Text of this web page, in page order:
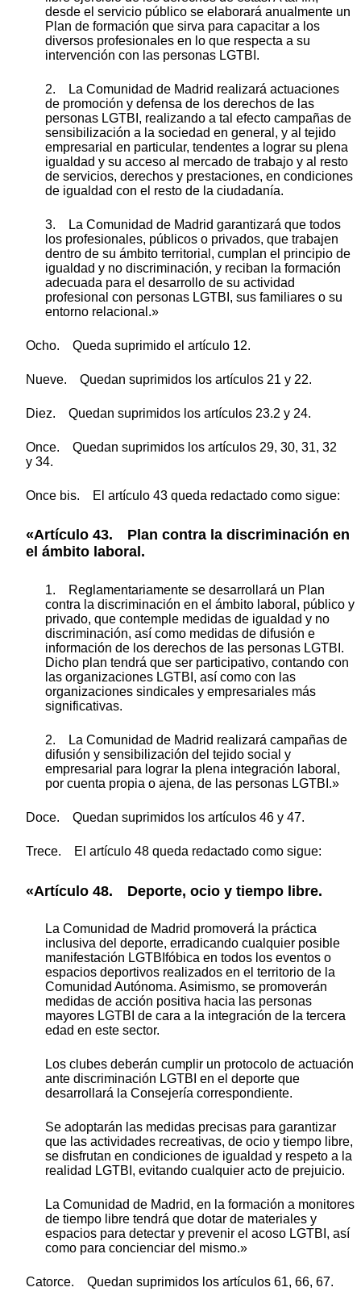
desde el servicio público se elaborará anualmente un
Plan de formación que sirva para capacitar a los
diversos profesionales en lo que respecta a su
intervención con las personas LGTBI.
2. La Comunidad de Madrid realizará actuaciones
de promoción y defensa de los derechos de las
personas LGTBI, realizando a tal efecto campañas de
sensibilización a la sociedad en general, y al tejido
empresarial en particular, tendentes a lograr su plena
igualdad y su acceso al mercado de trabajo y al resto
de servicios, derechos y prestaciones, en condiciones
de igualdad con el resto de la ciudadanía.
3. La Comunidad de Madrid garantizará que todos
los profesionales, públicos o privados, que trabajen
dentro de su ámbito territorial, cumplan el principio de
igualdad y no discriminación, y reciban la formación
adecuada para el desarrollo de su actividad
profesional con personas LGTBI, sus familiares o su
entorno relacional.»
Ocho. Queda suprimido el artículo 12.
Nueve. Quedan suprimidos los artículos 21 y 22.
Diez. Quedan suprimidos los artículos 23.2 y 24.
Once. Quedan suprimidos los artículos 29, 30, 31, 32
y 34.
Once bis. El artículo 43 queda redactado como sigue:
«Artículo 43. Plan contra la discriminación en
el ámbito laboral.
1. Reglamentariamente se desarrollará un Plan
contra la discriminación en el ámbito laboral, público y
privado, que contemple medidas de igualdad y no
discriminación, así como medidas de difusión e
información de los derechos de las personas LGTBI.
Dicho plan tendrá que ser participativo, contando con
las organizaciones LGTBI, así como con las
organizaciones sindicales y empresariales más
significativas.
2. La Comunidad de Madrid realizará campañas de
difusión y sensibilización del tejido social y
empresarial para lograr la plena integración laboral,
por cuenta propia o ajena, de las personas LGTBI.»
Doce. Quedan suprimidos los artículos 46 y 47.
Trece. El artículo 48 queda redactado como sigue:
«Artículo 48. Deporte, ocio y tiempo libre.
La Comunidad de Madrid promoverá la práctica
inclusiva del deporte, erradicando cualquier posible
manifestación LGTBIfóbica en todos los eventos o
espacios deportivos realizados en el territorio de la
Comunidad Autónoma. Asimismo, se promoverán
medidas de acción positiva hacia las personas
mayores LGTBI de cara a la integración de la tercera
edad en este sector.
Los clubes deberán cumplir un protocolo de actuación
ante discriminación LGTBI en el deporte que
desarrollará la Consejería correspondiente.
Se adoptarán las medidas precisas para garantizar
que las actividades recreativas, de ocio y tiempo libre,
se disfrutan en condiciones de igualdad y respeto a la
realidad LGTBI, evitando cualquier acto de prejuicio.
La Comunidad de Madrid, en la formación a monitores
de tiempo libre tendrá que dotar de materiales y
espacios para detectar y prevenir el acoso LGTBI, así
como para concienciar del mismo.»
Catorce. Quedan suprimidos los artículos 61, 66, 67.